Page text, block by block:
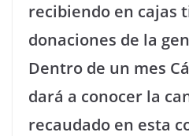
recibiendo en cajas
donaciones de la
Dentro de un mes
dará a conocer la
recaudado en esta